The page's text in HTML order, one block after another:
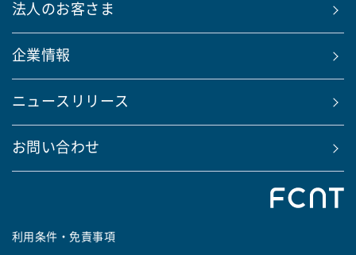
法人のお客さま
企業情報
ニュースリリース
お問い合わせ
利用条件・免責事項